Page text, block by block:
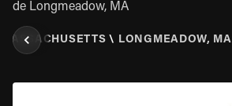
de Longmeadow, MA
MASSACHUSETTS \ LONGMEADOW, MA